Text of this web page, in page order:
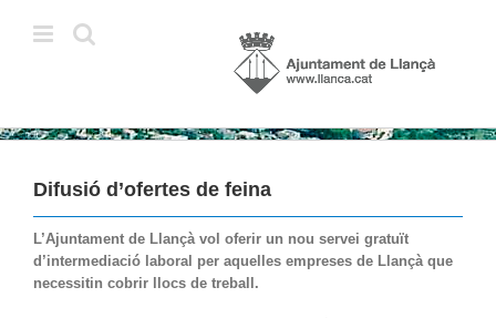
Difusió d’ofertes de feina
L’Ajuntament de Llançà vol oferir un nou servei gratuït
d’intermediació laboral per aquelles empreses de Llançà que
necessitin cobrir llocs de treball.